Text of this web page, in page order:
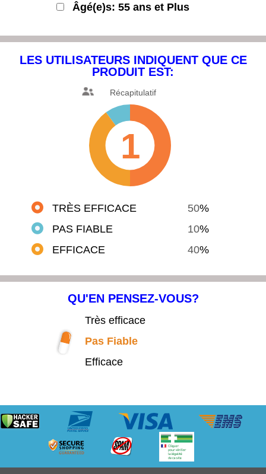
Âgé(e)s: 55 ans et Plus
LES UTILISATEURS INDIQUENT QUE CE
PRODUIT EST:
Récapitulatif
1
TRÈS EFFICACE 50%
PAS FIABLE
10%
EFFICACE
40%
QU'EN PENSEZ-VOUS?
Très efficace
Pas Fiable
Efficace